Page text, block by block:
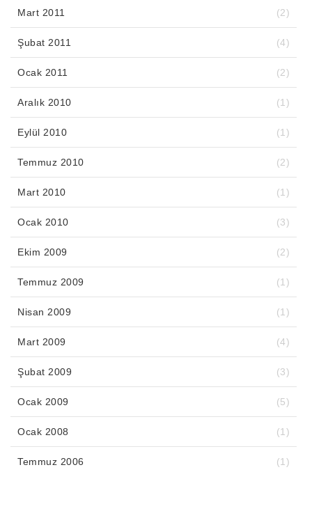
Mart 2011 (2)
Şubat 2011 (4)
Ocak 2011 (2)
Aralık 2010 (1)
Eylül 2010 (1)
Temmuz 2010 (2)
Mart 2010 (1)
Ocak 2010 (3)
Ekim 2009 (2)
Temmuz 2009 (1)
Nisan 2009 (1)
Mart 2009 (4)
Şubat 2009 (3)
Ocak 2009 (5)
Ocak 2008 (1)
Temmuz 2006 (1)